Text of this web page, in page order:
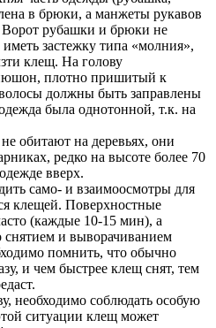
в брюки, а манжеты рукавов
рубашки и брюки не
застежку типа «молния»,
клещ. На голову
плотно пришитый к
должны быть заправлены
была однотонной, т.к. на
обитают на деревьях, они
редко на высоте более 70
вверх.
само- и взаимоосмотры для
клещей. Поверхностные
(каждые 10-15 мин), а
снятием и выворачиванием
помнить, что обычно
и чем быстрее клещ снят, тем
необходимо соблюдать особую
ситуации клещ может